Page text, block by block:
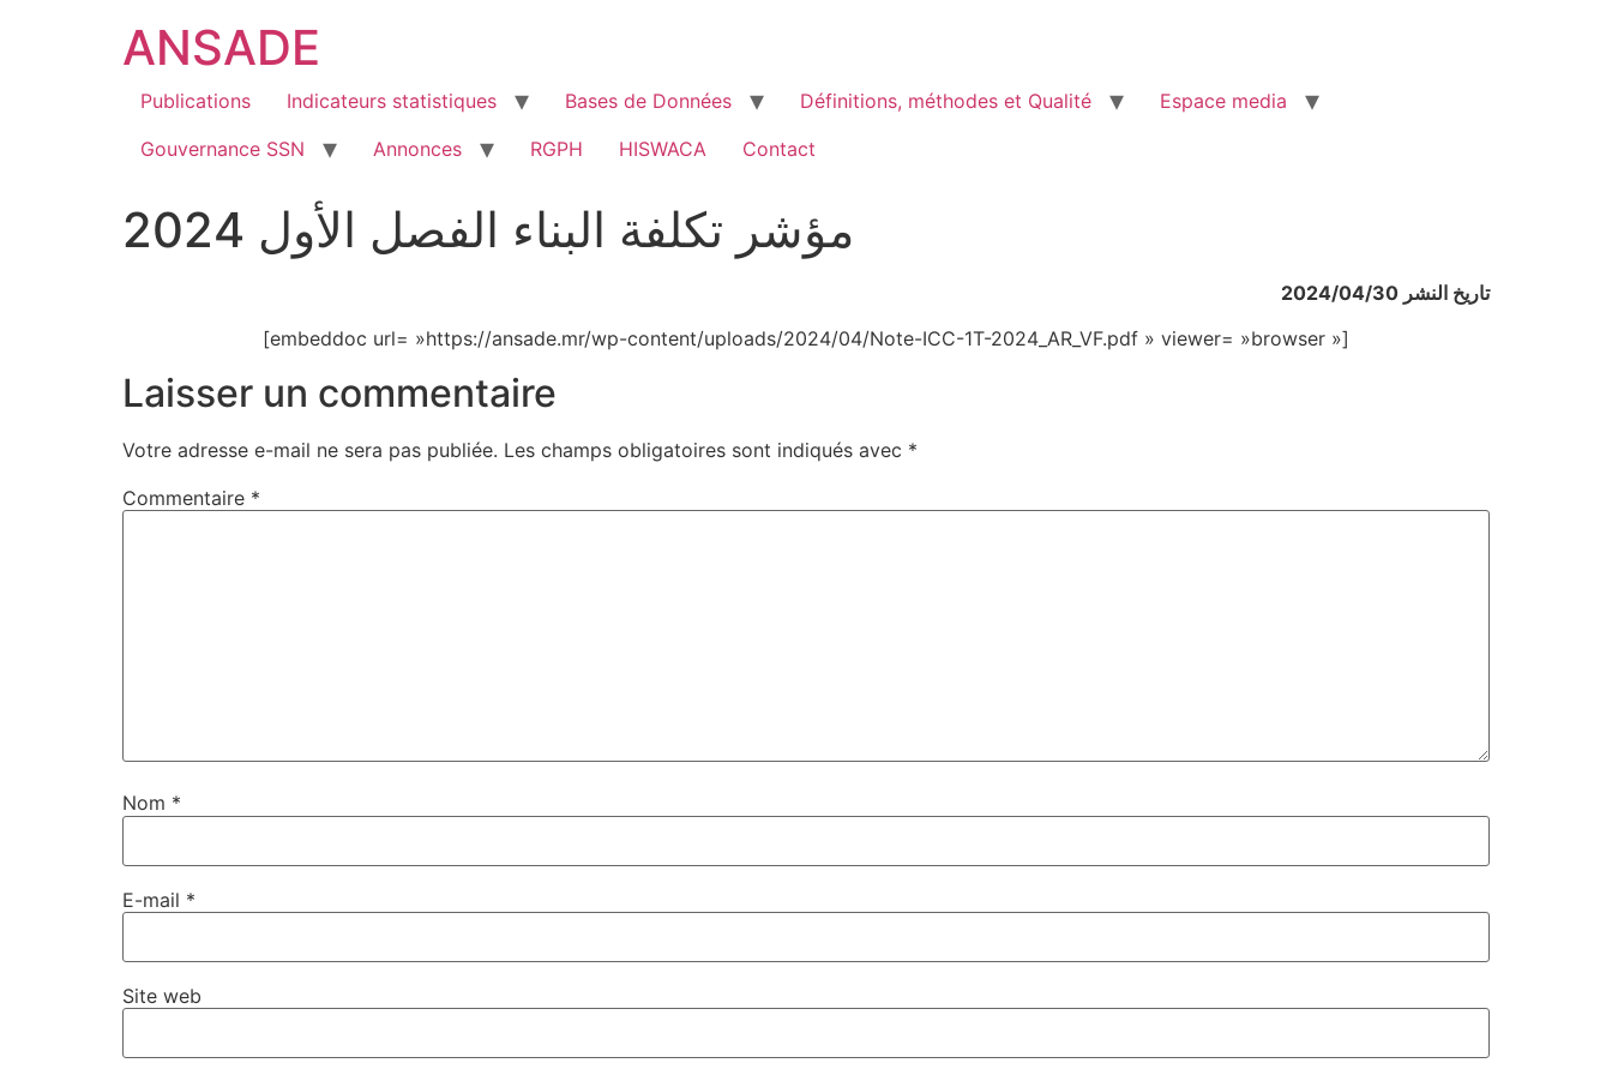
ANSADE
Publications Indicateurs statistiques Bases de Données Définitions, méthodes et Qualité
Espace media
Gouvernance SSN
Annonces RGPH HISWACA Contact
مؤشر تكلفة البناء الفصل الأول 2024
تاريخ النشر 2024/04/30
[embeddoc url= »https://ansade.mr/wp-content/uploads/2024/04/Note-ICC-1T-2024_AR_VF.pdf » viewer= »browser »]
Laisser un commentaire
Votre adresse e-mail ne sera pas publiée. Les champs obligatoires sont indiqués avec *
Commentaire *
Nom *
E-mail *
Site web